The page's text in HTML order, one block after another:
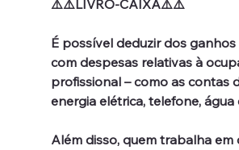
⚠️⚠️LIVRO-CAIXA⚠️⚠️
É possível deduzir dos
com despesas relativas à
profissional – como as contas
energia elétrica, telefone, água
Além disso, quem trabalha em